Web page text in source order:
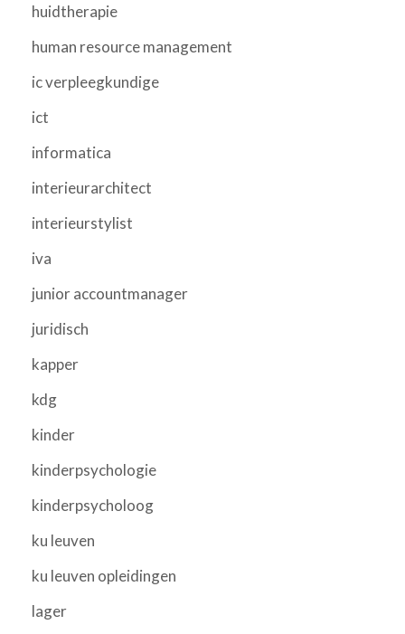
huidtherapie
human resource management
ic verpleegkundige
ict
informatica
interieurarchitect
interieurstylist
iva
junior accountmanager
juridisch
kapper
kdg
kinder
kinderpsychologie
kinderpsycholoog
ku leuven
ku leuven opleidingen
lager